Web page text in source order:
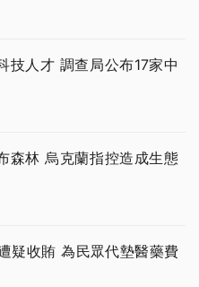
技人才 調查局公布17家中
森林 烏克蘭指控造成生態
疑收賄 為民眾代墊醫藥費